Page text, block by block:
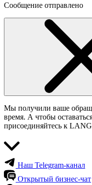
Сообщение отправлено
Мы получили ваше
время. А чтобы
присоединяйтесь к
Наш Telegram-канал
Открытый бизнес-чат